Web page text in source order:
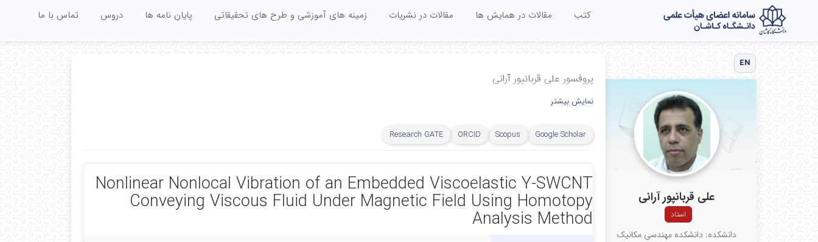
کتب مقالات در همایش ها مقالات در نشریات زمینه های آموزشی و طرح های تحقیقاتی پایان نامه ها دروس تماس با ما
EN
علی قربانپور آرانی
استاد
دانشکده: دانشکده مهندسی مکانیک
پروفسور علی قربانپور آرانی
نمایش بیشتر
Google Scholar
Scopus
ORCID
Research GATE
Nonlinear Nonlocal Vibration of an Embedded Viscoelastic Y-SWCNT
Conveying Viscous Fluid Under Magnetic Field Using Homotopy
Analysis Method